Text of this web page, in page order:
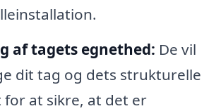
af tagets egnethed: De vil
dit tag og dets strukturelle
at sikre, at det er